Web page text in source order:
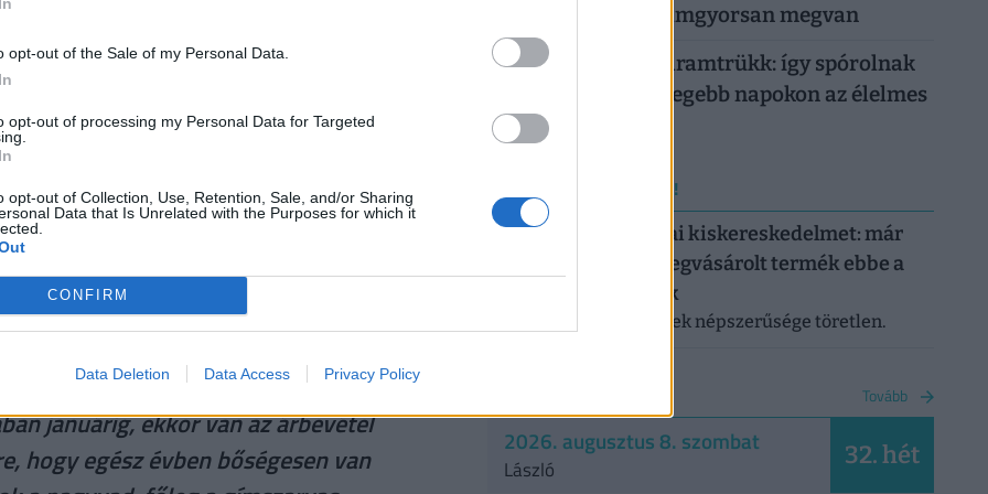
opt-out of the Sale of my Personal Data.
opt-out of processing my Personal Data for Targeted
opt-out of Collection, Use, Retention, Sale, and/or Sharing
Data that Is Unrelated with the Purposes for which it
CONFIRM
Data Deletion Data Access Privacy Policy
2020/21-es vadászati évben az ágazat
napi szintre leosztva 82 millió forintnak felel
a vadászok: nagyvadak - dám- és gímszarvas,
fogoly) és dúvadak. Ez utóbbiak azok a
vadat (hasznos vad) károsítják és pusztítják,
érte el a Covid előtti időszakot,
beutazási korlátozások, így
és bár a nagyvadak vadászati
januárig, ekkor van az árbevétel
hogy egész évben bőségesen van
száz forintból, villámgyorsan megvan
Működik a legális áramtrükk: így spórolnak
tízezreket a legmelegebb napokon az élelmes
magyarok
ERRŐL NE MARADJ LE!
Letarolták az európai kiskereskedelmet: már
minden második megvásárolt termék ebbe a
kategóriába tartozik
A saját márkás termékek népszerűsége töretlen.
Tovább
2026. augusztus 8. szombat
László 32. hét